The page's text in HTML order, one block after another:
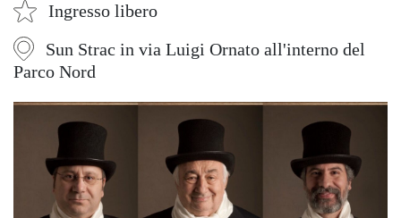
Ingresso libero
Sun Strac in via Luigi Ornato all'interno del
Parco Nord